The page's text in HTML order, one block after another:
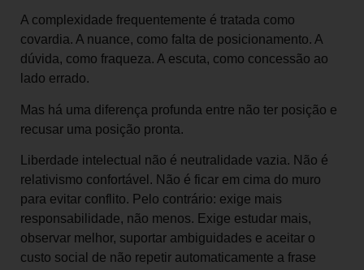
A complexidade frequentemente é tratada como
covardia. A nuance, como falta de posicionamento. A
dúvida, como fraqueza. A escuta, como concessão ao
lado errado.
Mas há uma diferença profunda entre não ter posição e
recusar uma posição pronta.
Liberdade intelectual não é neutralidade vazia. Não é
relativismo confortável. Não é ficar em cima do muro
para evitar conflito. Pelo contrário: exige mais
responsabilidade, não menos. Exige estudar mais,
observar melhor, suportar ambiguidades e aceitar o
custo social de não repetir automaticamente a frase